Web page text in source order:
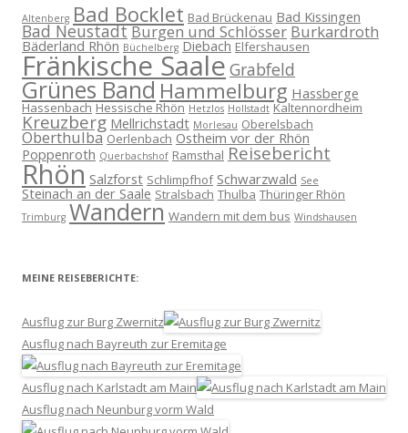
Altenberg Bad Bocklet Bad Brückenau Bad Kissingen
Bad NeustadtBurgen und Schlösser Burkardroth
Bäderland Rhön Büchelberg Diebach Elfershausen
Fränkische Saale Grabfeld
Grünes BandHammelburg Hassberge
Hassenbach Hessische Rhön Hetzlos Hollstadt Kaltennordheim
Kreuzberg Mellrichstadt Morlesau Oberelsbach
Oberthulba Oerlenbach Ostheim vor der Rhön
Poppenroth Querbachshof Ramsthal Reisebericht
Rhön Salzforst Schlimpfhof Schwarzwald See
Steinach an der Saale Stralsbach Thulba Thüringer Rhön
Trimburg Wandern Wandern mit dem bus Windshausen
MEINE REISEBERICHTE:
Ausflug zur Burg Zwernitz
Ausflug nach Bayreuth zur Eremitage
Ausflug nach Karlstadt am Main
Ausflug nach Neunburg vorm Wald